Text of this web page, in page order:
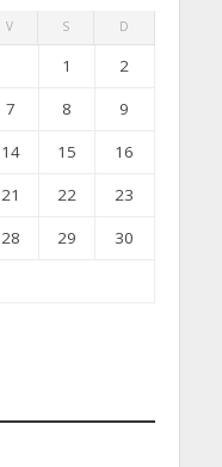
V S D
1
2
7 8
9
14 15
16
21 22
23
28 29
30